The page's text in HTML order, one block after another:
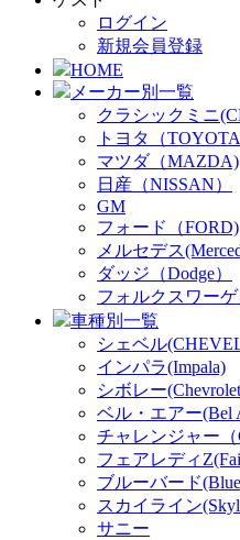
ログイン
新規会員登録
HOME
メーカー別一覧
クラシックミニ
トヨタ（TOYOTA
マツダ（MAZDA)
日産（NISSAN）
GM
フォード（FORD)
メルセデス
ダッジ（Dodge）
フォルクスワーゲ
車種別一覧
シェベル
インパラ(Impala)
シボレー
ベル・エアー(Bel
チャレンジャー（
フェアレディ
ブルーバード
スカイライン
サニー